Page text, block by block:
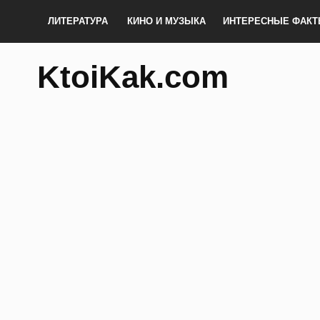
ЛИТЕРАТУРА КИНО И МУЗЫКА ИНТЕРЕСНЫЕ
KtoiKak.com